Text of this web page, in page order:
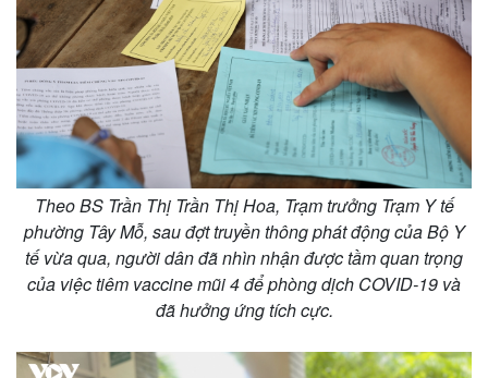
Quan sát
Theo BS Trần Thị Trần Thị Hoa, Trạm trưởng Trạm Y tế
phường Tây Mỗ, sau đợt truyền thông phát động của Bộ Y
tế vừa qua, người dân đã nhìn nhận được tầm quan trọng
của việc tiêm vaccine mũi 4 để phòng dịch COVID-19 và
đã hưởng ứng tích cực.